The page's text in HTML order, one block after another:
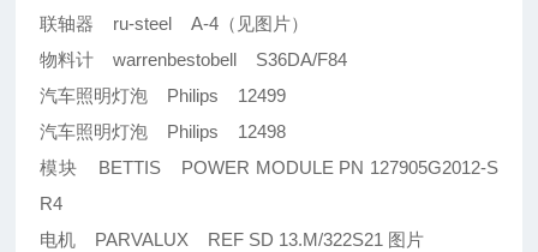
联轴器 ru-steel A-4（见图片）
物料计 warrenbestobell S36DA/F84
汽车照明灯泡 Philips 12499
汽车照明灯泡 Philips 12498
模块 BETTIS POWER MODULE PN 127905G2012-S
R4
电机 PARVALUX REF SD 13.M/322S21 图片